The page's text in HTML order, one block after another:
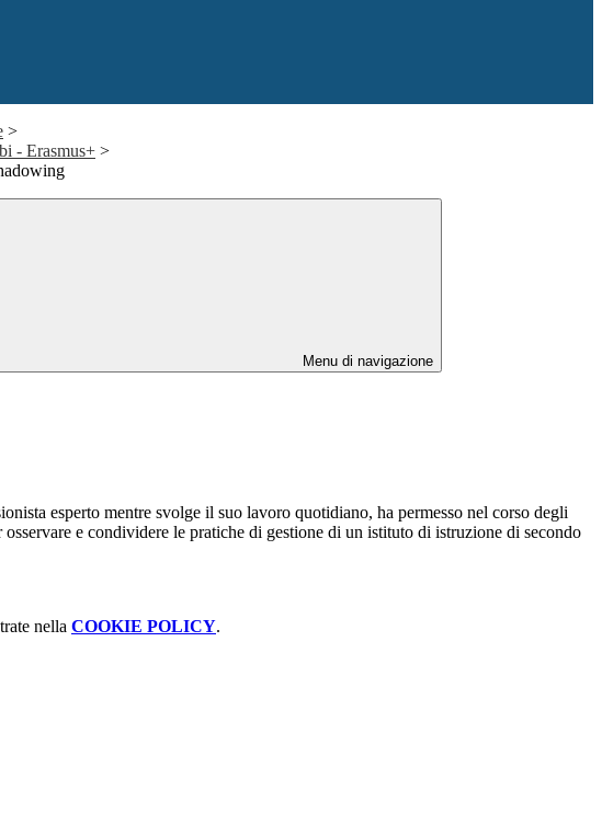
>
- Erasmus+ >
Menu di navigazione
esperto mentre svolge il suo lavoro quotidiano, ha permesso nel corso degli
e condividere le pratiche di gestione di un istituto di istruzione di secondo
nella COOKIE POLICY.